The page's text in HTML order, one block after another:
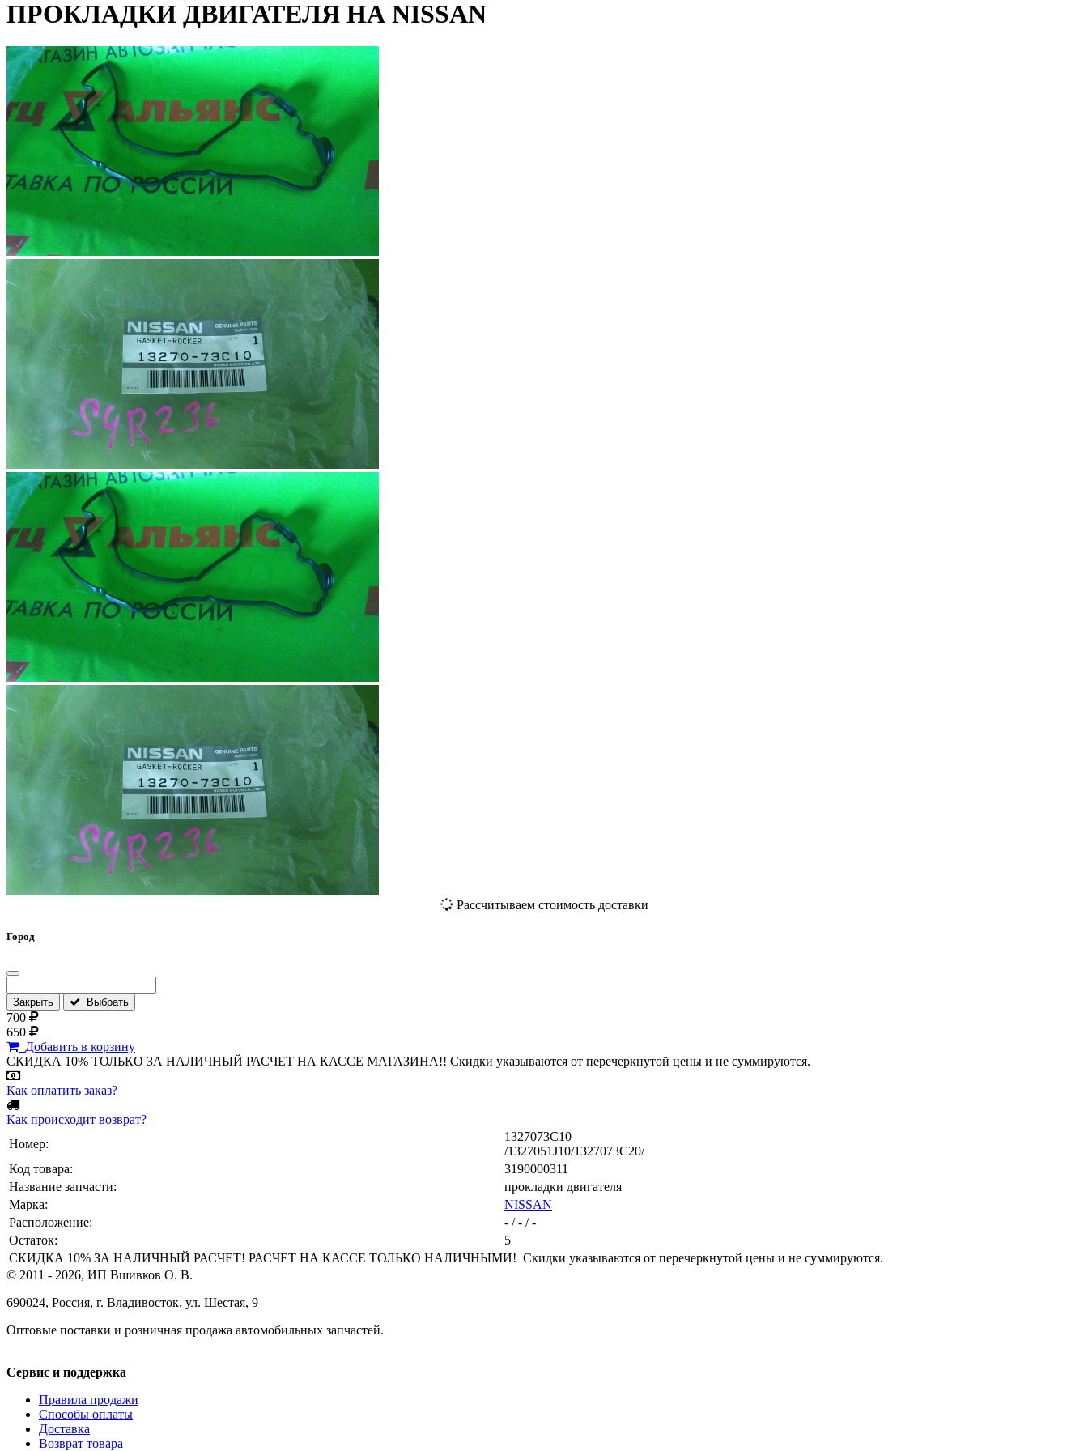
ПРОКЛАДКИ ДВИГАТЕЛЯ НА NISSAN
Рассчитываем стоимость доставки
Город
Закрыть Выбрать
700
650
Добавить в корзину
СКИДКА 10% ТОЛЬКО ЗА НАЛИЧНЫЙ РАСЧЕТ НА КАССЕ МАГАЗИНА!! Скидки указываются от перечеркнутой цены и не суммируются.
Как оплатить заказ?
Как происходит возврат?
Номер:
1327073C10
/1327051J10/1327073C20/
Код товара:
3190000311
Название запчасти:
прокладки двигателя
Марка:
NISSAN
Расположение:
- / - / -
Остаток:
5
СКИДКА 10% ЗА НАЛИЧНЫЙ РАСЧЕТ! РАСЧЕТ НА КАССЕ ТОЛЬКО НАЛИЧНЫМИ! Скидки указываются от перечеркнутой цены и не суммируются.
© 2011 - 2026, ИП Вшивков О. В.
690024, Россия, г. Владивосток, ул. Шестая, 9
Оптовые поставки и розничная продажа автомобильных запчастей.
Сервис и поддержка
Правила продажи
Способы оплаты
Доставка
Возврат товара